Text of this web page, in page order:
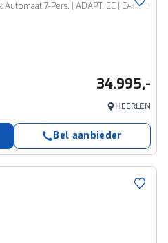
Titanium 2.5 FHEV-Hybrid 190pk Automaat 7-Pers. | ADAPT. CC | CAMERA | 17''LM | TREKHAAK | DODE HOEK | NAVI
34.995,-
HEERLEN
Bel aanbieder